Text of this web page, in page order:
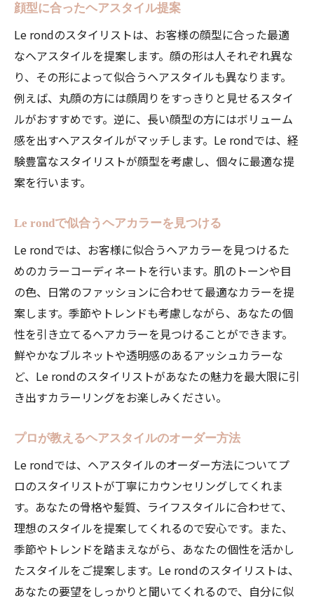
顔型に合ったヘアスタイル提案
Le rondのスタイリストは、お客様の顔型に合った最適
なヘアスタイルを提案します。顔の形は人それぞれ異な
り、その形によって似合うヘアスタイルも異なります。
例えば、丸顔の方には顔周りをすっきりと見せるスタイ
ルがおすすめです。逆に、長い顔型の方にはボリューム
感を出すヘアスタイルがマッチします。Le rondでは、経
験豊富なスタイリストが顔型を考慮し、個々に最適な提
案を行います。
Le rondで似合うヘアカラーを見つける
Le rondでは、お客様に似合うヘアカラーを見つけるた
めのカラーコーディネートを行います。肌のトーンや目
の色、日常のファッションに合わせて最適なカラーを提
案します。季節やトレンドも考慮しながら、あなたの個
性を引き立てるヘアカラーを見つけることができます。
鮮やかなブルネットや透明感のあるアッシュカラーな
ど、Le rondのスタイリストがあなたの魅力を最大限に引
き出すカラーリングをお楽しみください。
プロが教えるヘアスタイルのオーダー方法
Le rondでは、ヘアスタイルのオーダー方法についてプ
ロのスタイリストが丁寧にカウンセリングしてくれま
す。あなたの骨格や髪質、ライフスタイルに合わせて、
理想のスタイルを提案してくれるので安心です。また、
季節やトレンドを踏まえながら、あなたの個性を活かし
たスタイルをご提案します。Le rondのスタイリストは、
あなたの要望をしっかりと聞いてくれるので、自分に似